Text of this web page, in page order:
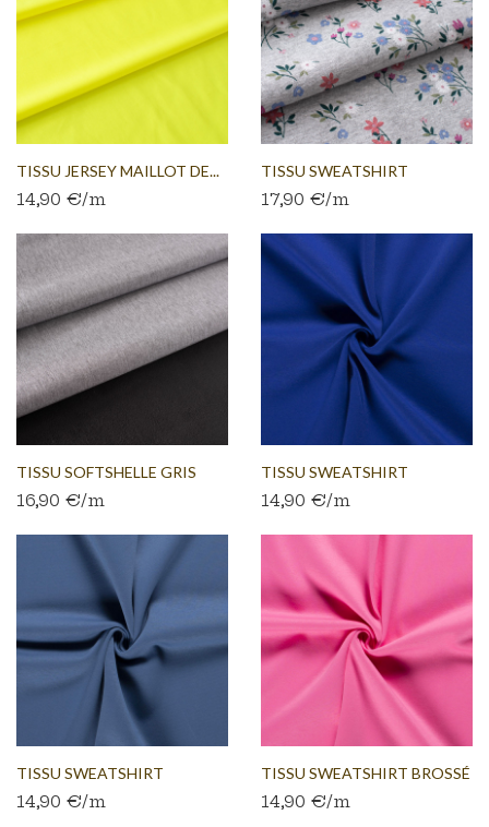
TISSU JERSEY MAILLOT DE...
14,90 €/m
TISSU SWEATSHIRT
FLEECE...
17,90 €/m
TISSU SOFTSHELLE GRIS
CHINÉ
16,90 €/m
TISSU SWEATSHIRT
BROSSÉ...
14,90 €/m
TISSU SWEATSHIRT
BROSSÉ...
14,90 €/m
TISSU SWEATSHIRT BROSSÉ
ROSE
14,90 €/m